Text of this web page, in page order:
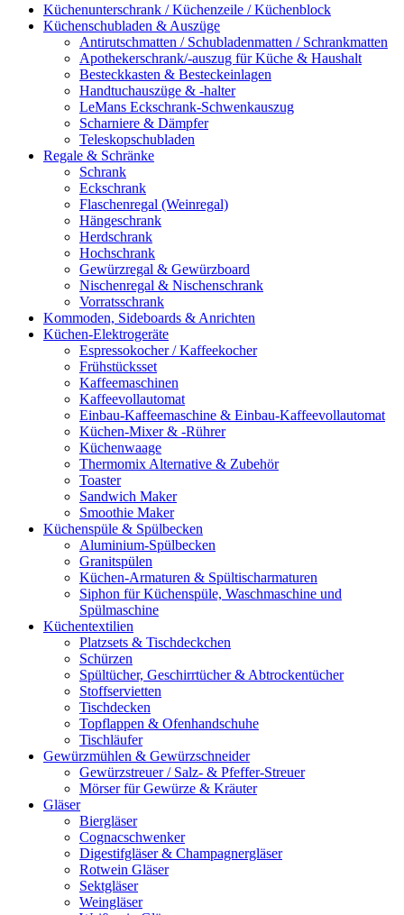
Küchenunterschrank / Küchenzeile / Küchenblock
Küchenschubladen & Auszüge
Antirutschmatten / Schubladenmatten / Schrankmatten
Apothekerschrank/-auszug für Küche & Haushalt
Besteckkasten & Besteckeinlagen
Handtuchauszüge & -halter
LeMans Eckschrank-Schwenkauszug
Scharniere & Dämpfer
Teleskopschubladen
Regale & Schränke
Schrank
Eckschrank
Flaschenregal (Weinregal)
Hängeschrank
Herdschrank
Hochschrank
Gewürzregal & Gewürzboard
Nischenregal & Nischenschrank
Vorratsschrank
Kommoden, Sideboards & Anrichten
Küchen-Elektrogeräte
Espressokocher / Kaffeekocher
Frühstücksset
Kaffeemaschinen
Kaffeevollautomat
Einbau-Kaffeemaschine & Einbau-Kaffeevollautomat
Küchen-Mixer & -Rührer
Küchenwaage
Thermomix Alternative & Zubehör
Toaster
Sandwich Maker
Smoothie Maker
Küchenspüle & Spülbecken
Aluminium-Spülbecken
Granitspülen
Küchen-Armaturen & Spültischarmaturen
Siphon für Küchenspüle, Waschmaschine und
Spülmaschine
Küchentextilien
Platzsets & Tischdeckchen
Schürzen
Spültücher, Geschirrtücher & Abtrockentücher
Stoffservietten
Tischdecken
Topflappen & Ofenhandschuhe
Tischläufer
Gewürzmühlen & Gewürzschneider
Gewürzstreuer / Salz- & Pfeffer-Streuer
Mörser für Gewürze & Kräuter
Gläser
Biergläser
Cognacschwenker
Digestifgläser & Champagnergläser
Rotwein Gläser
Sektgläser
Weingläser